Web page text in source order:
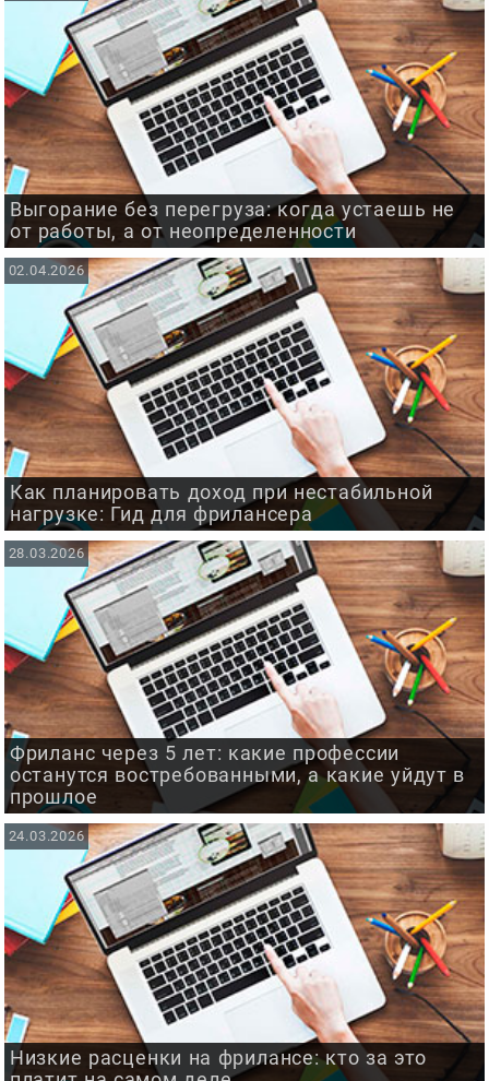
Выгорание без перегруза: когда устаешь не
от работы, а от неопределенности
Как планировать доход при нестабильной
нагрузке: Гид для фрилансера
02.04.2026
Фриланс через 5 лет: какие профессии
останутся востребованными, а какие уйдут в
прошлое
28.03.2026
Низкие расценки на фрилансе: кто за это
24.03.2026